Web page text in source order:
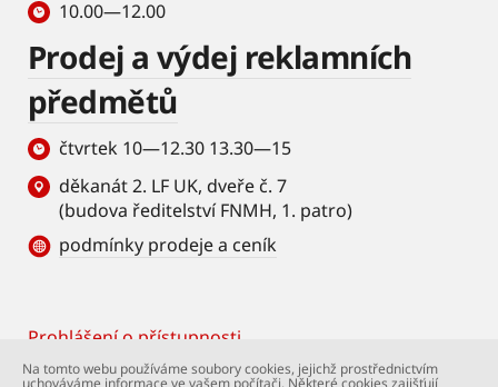
10.00—12.00
Prodej a výdej reklamních
předmětů
čtvrtek 10—12.30 13.30—15
děkanát 2. LF UK, dveře č. 7
(budova ředitelství FNMH, 1. patro)
podmínky prodeje a ceník
Footer
Prohlášení o přístupnosti
Na tomto webu používáme soubory cookies, jejichž prostřednictvím
uchováváme informace ve vašem počítači. Některé cookies zajišťují